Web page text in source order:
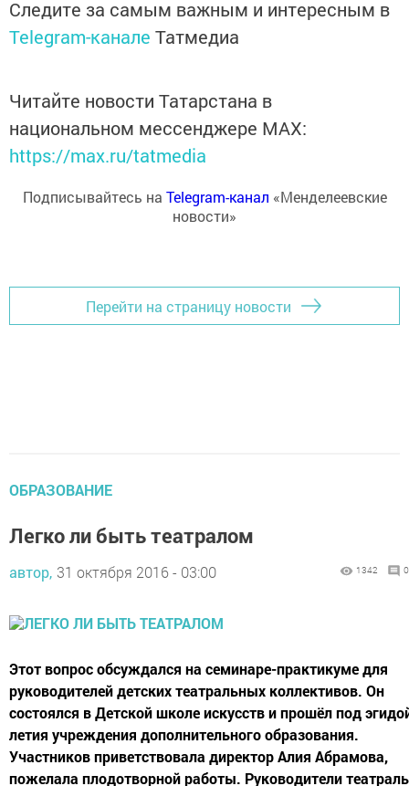
Следите за самым важным и интересным в
Telegram-канале Татмедиа
Читайте новости Татарстана в
национальном мессенджере MАХ:
https://max.ru/tatmedia
Подписывайтесь на Telegram-канал «Менделеевские
новости»
Перейти на страницу новости
ОБРАЗОВАНИЕ
Легко ли быть театралом
автор, 31 октября 2016 - 03:00 1342 0
Этот вопрос обсуждался на семинаре-практикуме для
руководителей детских театральных коллективов. Он
состоялся в Детской школе искусств и прошёл под
летия учреждения дополнительного образования.
Участников приветствовала директор Алия Абрамова,
пожелала плодотворной работы. Руководители